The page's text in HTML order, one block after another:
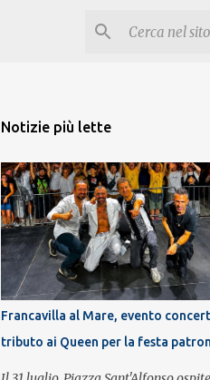
Notizie più lette
Francavilla al Mare, evento
tributo ai Queen per la festa